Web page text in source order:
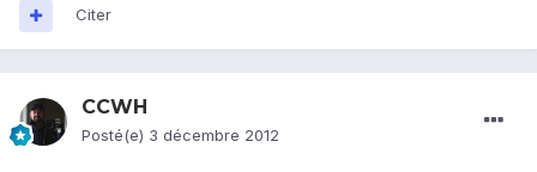
Citer
CCWH
Posté(e) 3 décembre 2012